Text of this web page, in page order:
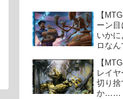
【
ーン目
いか
ロな
【
レイ
切り捨
か……